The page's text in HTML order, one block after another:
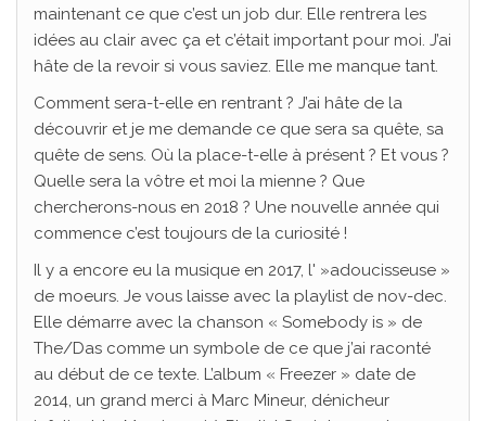
maintenant ce que c’est un job dur. Elle rentrera les
idées au clair avec ça et c’était important pour moi. J’ai
hâte de la revoir si vous saviez. Elle me manque tant.
Comment sera-t-elle en rentrant ? J’ai hâte de la
découvrir et je me demande ce que sera sa quête, sa
quête de sens. Où la place-t-elle à présent ? Et vous ?
Quelle sera la vôtre et moi la mienne ? Que
chercherons-nous en 2018 ? Une nouvelle année qui
commence c’est toujours de la curiosité !
Il y a encore eu la musique en 2017, l' »adoucisseuse »
de moeurs. Je vous laisse avec la playlist de nov-dec.
Elle démarre avec la chanson « Somebody is » de
The/Das comme un symbole de ce que j’ai raconté
au début de ce texte. L’album « Freezer » date de
2014, un grand merci à Marc Mineur, dénicheur